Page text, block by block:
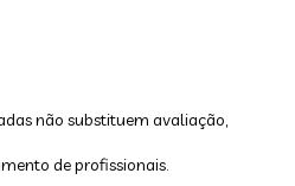
não substituem avaliação,
de profissionais.